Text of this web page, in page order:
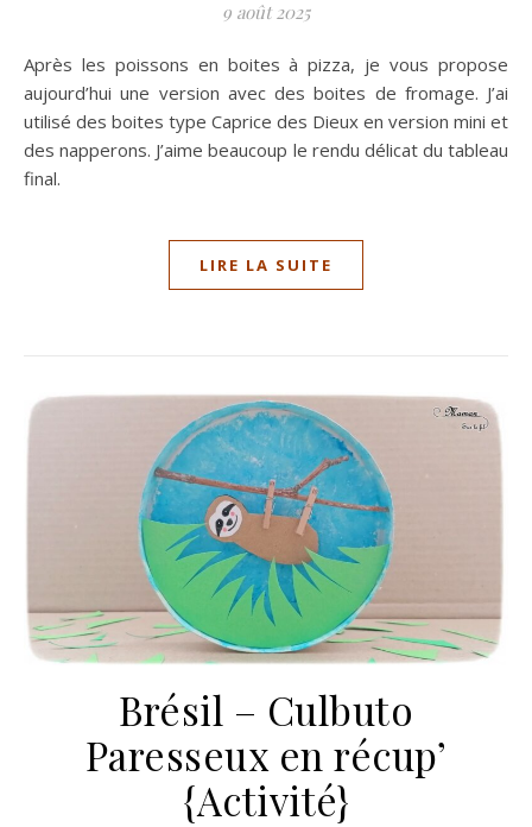
9 août 2025
Après les poissons en boites à pizza, je vous propose
aujourd’hui une version avec des boites de fromage. J’ai
utilisé des boites type Caprice des Dieux en version mini et
des napperons. J’aime beaucoup le rendu délicat du tableau
final.
LIRE LA SUITE
Brésil – Culbuto
Paresseux en récup’
{Activité}